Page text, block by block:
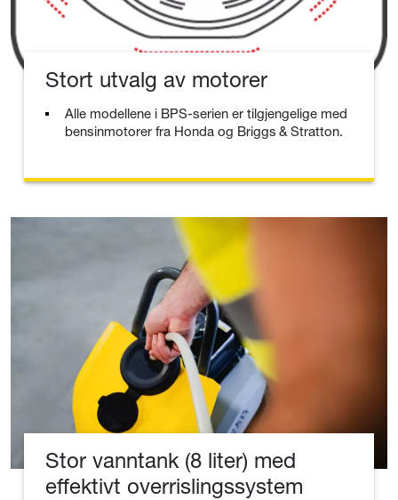
Stort utvalg av motorer
Alle modellene i BPS-serien er tilgjengelige med
bensinmotorer fra Honda og Briggs & Stratton.
Stor vanntank (8 liter) med
effektivt overrislingssystem